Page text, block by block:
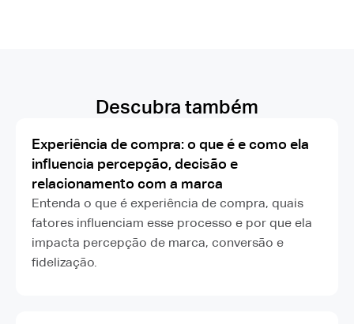
Descubra também
Experiência de compra: o que é e como ela
influencia percepção, decisão e
relacionamento com a marca
Entenda o que é experiência de compra, quais
fatores influenciam esse processo e por que ela
impacta percepção de marca, conversão e
fidelização.